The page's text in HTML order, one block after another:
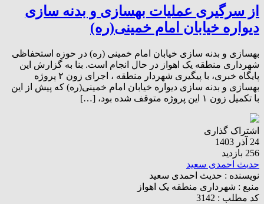
از سرگیری عملیات بهسازی و بدنه سازی
دیواره خیابان امام خمینی(ره)
بهسازی و بدنه سازی خیابان امام خمینی (ره) در حوزه استحفاظی
شهرداری منطقه یک اهواز در حال انجام است. بنا به گزارش این
پایگاه خبری، با پیگیری شهردار منطقه ، اجرای زون ۲ پروژه
بهسازی و بدنه سازی دیواره خیابان امام خمینی(ره) که پیش از این
با تکمیل زون ۱ این پروژه متوقف شده بود، […]
اشتراک گذاری
24 آذر 1403
256 بازدید
حدیث احمدی سعید
نویسنده : حدیث احمدی سعید
منبع : شهرداری منطقه یک اهواز
کد مطلب : 3142